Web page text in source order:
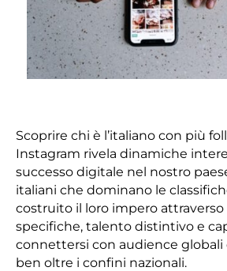
Scoprire chi è l’italiano con più
Instagram rivela dinamiche
successo digitale nel nostro
italiani che dominano le
costruito il loro impero attraverso
specifiche, talento distintivo e
connettersi con audience globali
ben oltre i confini nazionali.